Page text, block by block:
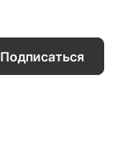
Подписаться